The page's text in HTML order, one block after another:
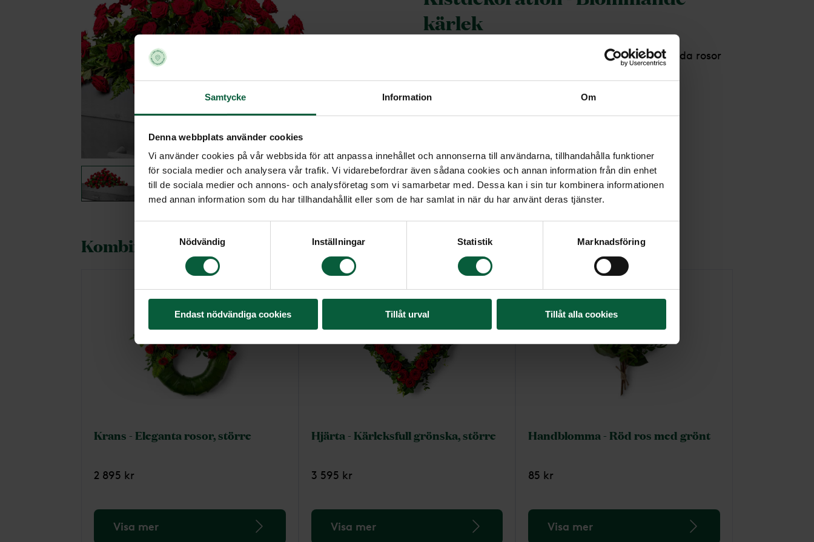
Samtycke Information Om
Denna webbplats använder cookies
Vi använder cookies på vår webbsida för att anpassa innehållet och annonserna till användarna, tillhandahålla funktioner
för sociala medier och analysera vår trafik. Vi vidarebefordrar även sådana cookies och annan information från din enhet
till de sociala medier och annons- och analysföretag som vi samarbetar med. Dessa kan i sin tur kombinera informationen
med annan information som du har tillhandahållit eller som de har samlat in när du har använt deras tjänster.
Nödvändig
Inställningar Statistik Marknadsföring
Endast nödvändiga cookies Tillåt urval Tillåt alla cookies
kärlek
En klassisk stor kistdekoration med vackra djupröda rosor
5 795 kr
Kombineras gärna med
Krans - Eleganta rosor, större
2 895 kr
Visa mer
Hjärta - Kärleksfull grönska, större
3 595 kr
Visa mer
Handblomma - Röd ros med grönt
85 kr
Visa mer